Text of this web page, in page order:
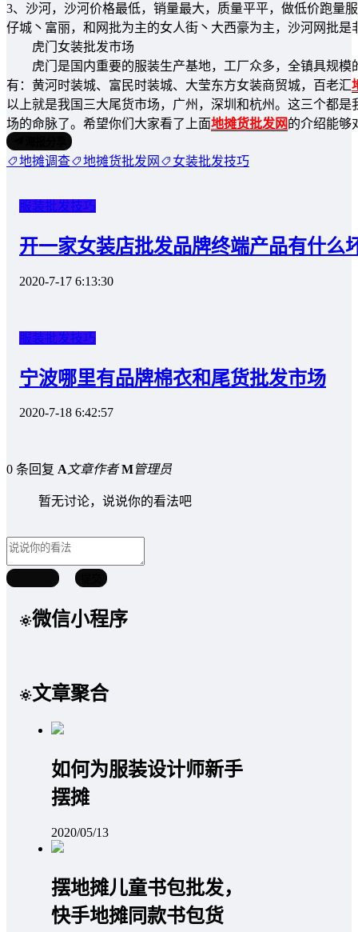
3、沙河，沙河价格最低，销量最大，质量平平，做低价跑量
仔城丶富丽，和网批为主的女人街丶大西豪为主，沙河网批是
虎门女装批发市场
虎门是国内重要的服装生产基地，工厂众多，全镇具规模
有：黄河时装城、富民时装城、大莹东方女装商贸城，百老汇
以上就是我国三大尾货市场，广州，深圳和杭州。这三个都
场的命脉了。希望你们大家看了上面地摊货批发网的介绍能够
地摊调查 地摊货批发网 女装批发技巧
服装批发技巧
开一家女装店批发品牌终端产品有什么
2020-7-17 6:13:30
服装批发技巧
宁波哪里有品牌棉衣和尾货批发市场
2020-7-18 6:42:57
0 条回复 A文章作者 M管理员
暂无讨论，说说你的看法吧
微信小程序
文章聚合
如何为服装设计师新手
摆摊
2020/05/13
摆地摊儿童书包批发，
快手地摊同款书包货